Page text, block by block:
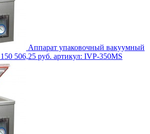
Аппарат упаковочный вакуумный
150 506,25 руб. артикул: IVP-350MS